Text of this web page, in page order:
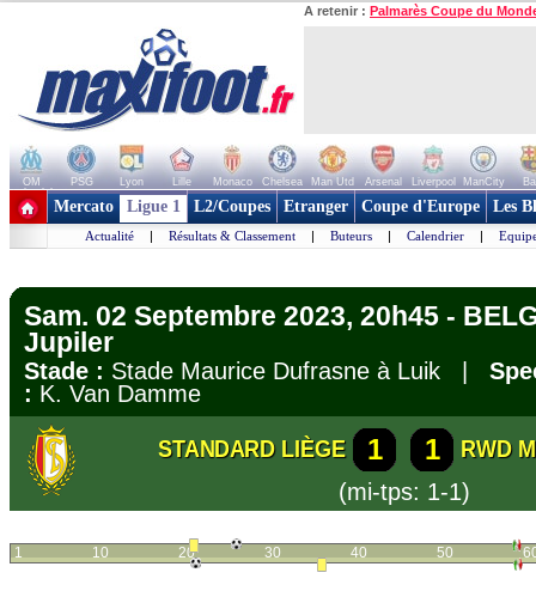
A retenir : Palmarès Coupe du
OM PSG Lyon Lille Monaco Chelsea Man Utd Arsenal Liverpool ManCity
+ de clubs
Mercato Ligue 1 L2/Coupes Etranger Coupe d'Europe Les
Actualité | Résultats & Classement | Buteurs | Calendrier |
Sam. 02 Septembre 2023, 20h45 -
Jupiler
Stade : Stade Maurice Dufrasne à Luik |
: K. Van Damme
STANDARD LIÈGE 1 1
RWD
(mi-tps: 1-1)
1 10 20 30 40 50